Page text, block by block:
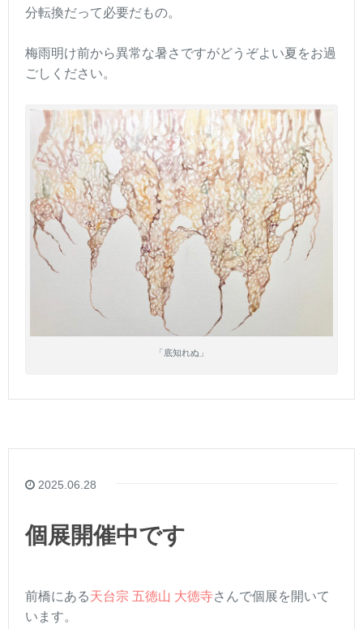
分転換だって必要だもの。
梅雨明け前から異常な暑さですがどうぞよい夏をお過
ごしください。
「底知れぬ」
2025.06.28
個展開催中です
前橋にある天台宗 五徳山 大徳寺さんで個展を開いて
います。